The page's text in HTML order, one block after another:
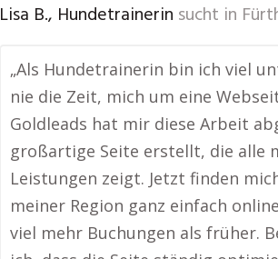
Lisa B., Hundetrainerin sucht in
„Als Hundetrainerin bin ich viel
nie die Zeit, mich um eine
Goldleads hat mir diese Arbeit
großartige Seite erstellt, die alle
Leistungen zeigt. Jetzt finden
meiner Region ganz einfach
viel mehr Buchungen als früher.